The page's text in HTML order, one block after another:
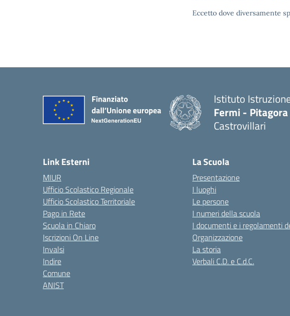
Eccetto dove diversamente
Istituto
Fermi -
Castrovillari
Link Esterni
MIUR
Ufficio Scolastico Regionale
Ufficio Scolastico Territoriale
Pago in Rete
Scuola in Chiaro
Iscrizioni On Line
Invalsi
Indire
Comune
ANIST
La Scuola
Presentazione
I luoghi
Le persone
I numeri della scuola
I documenti e i regolamenti
Organizzazione
La storia
Verbali C.D. e C.d.C.